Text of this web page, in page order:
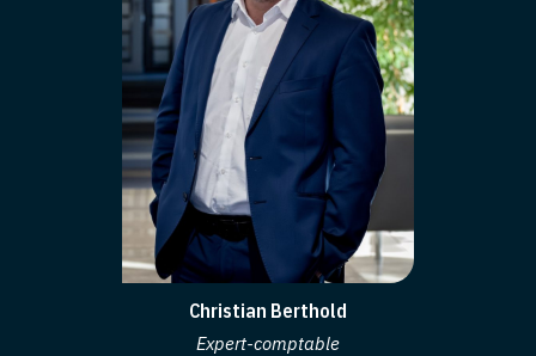
Christian Berthold
Expert-comptable